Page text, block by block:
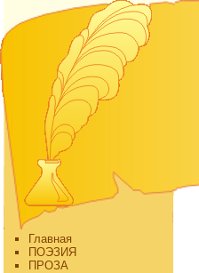
Главная
ПОЭЗИЯ
ПРОЗА